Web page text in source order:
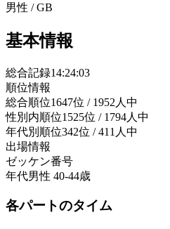
男性 /GB
基本情報
総合記録14:24:03
順位情報
総合順位1647位 / 1952人中
性別内順位1525位 / 1794人中
年代別順位342位 / 411人中
出場情報
ゼッケン番号
年代男性 40-44歳
各パートのタイム